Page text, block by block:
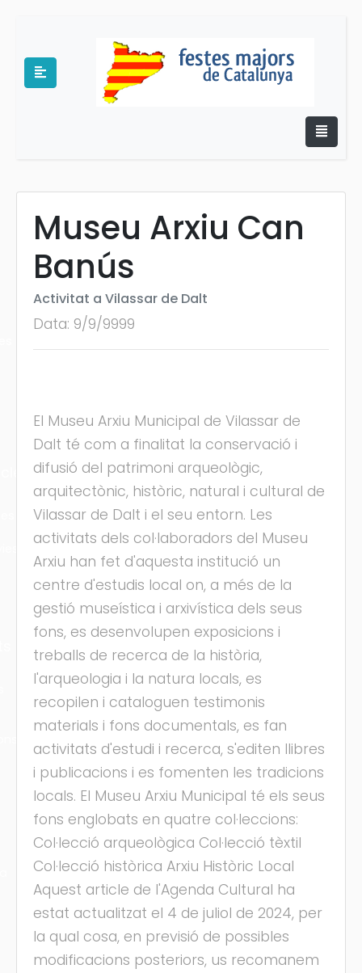
Museu Arxiu Can
Banús
Activitat a Vilassar de Dalt
Data: 9/9/9999
El Museu Arxiu Municipal de Vilassar de
Dalt té com a finalitat la conservació i
difusió del patrimoni arqueològic,
arquitectònic, històric, natural i cultural de
Vilassar de Dalt i el seu entorn. Les
activitats dels col·laboradors del Museu
Arxiu han fet d'aquesta institució un
centre d'estudis local on, a més de la
gestió museística i arxivística dels seus
fons, es desenvolupen exposicions i
treballs de recerca de la història,
l'arqueologia i la natura locals, es
recopilen i cataloguen testimonis
materials i fons documentals, es fan
activitats d'estudi i recerca, s'editen llibres
i publicacions i es fomenten les tradicions
locals. El Museu Arxiu Municipal té els seus
fons englobats en quatre col·leccions:
Col·lecció arqueològica Col·lecció tèxtil
Col·lecció històrica Arxiu Històric Local
Aquest article de l'Agenda Cultural ha
estat actualitzat el 4 de juliol de 2024, per
la qual cosa, en previsió de possibles
modificacions posteriors, us recomanem